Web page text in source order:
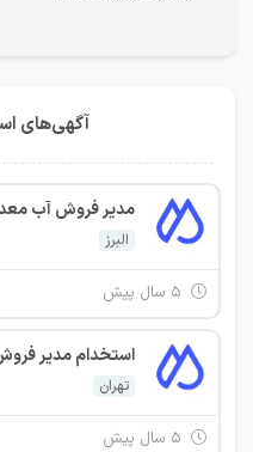
آگهی‌های
مدیر فروش آب
البرز
استخدام مدیر
تهران